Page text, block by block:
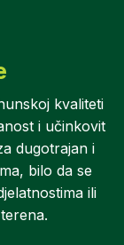
kvaliteti
i učinkovit
dugotrajan i
bilo da se
ili